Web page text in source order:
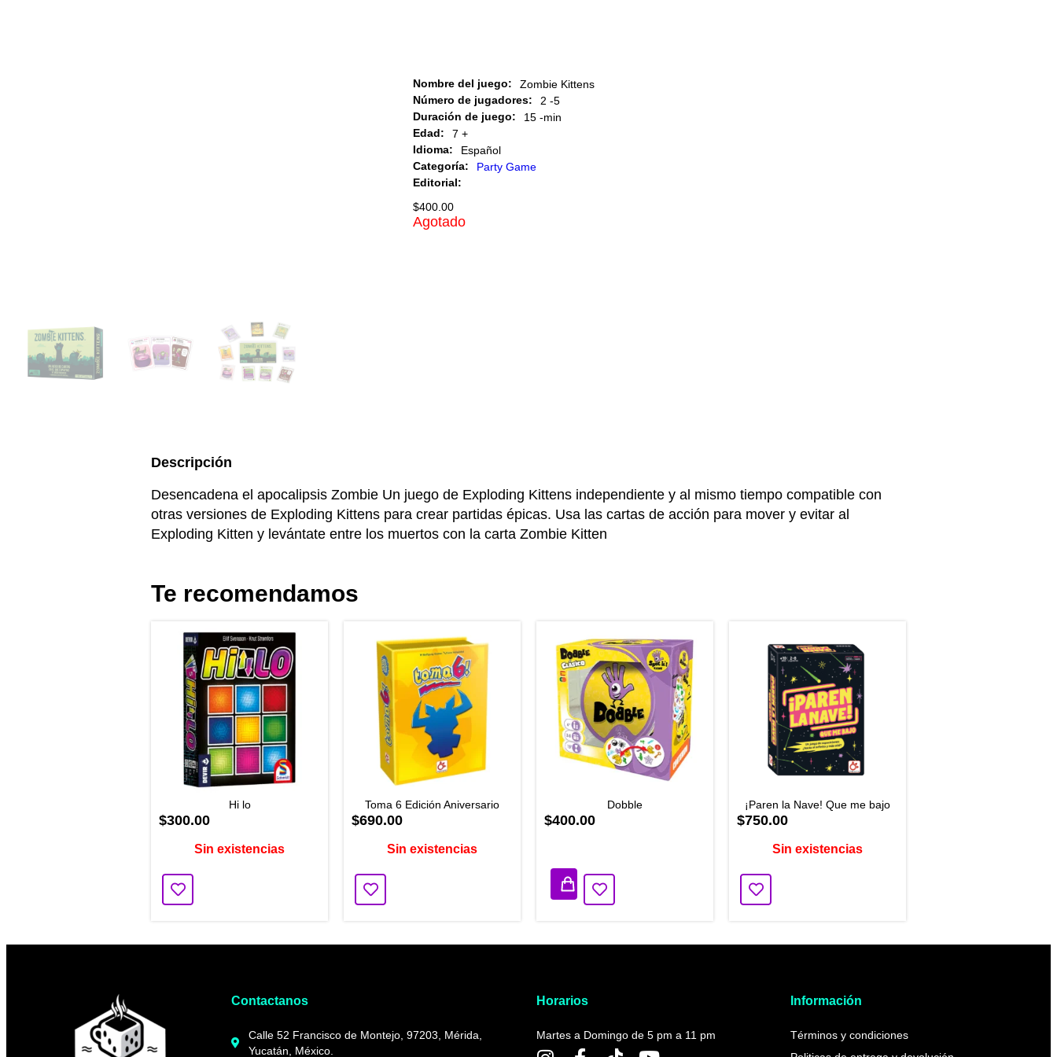
Nombre del juego:
Zombie Kittens
Número de jugadores:
2 -5
Duración de juego:
15 -min
Edad:
7 +
Idioma:
Español
Categoría:
Party Game
Editorial:
$400.00
Agotado
Descripción
Desencadena el apocalipsis Zombie Un juego de Exploding Kittens independiente y al mismo tiempo compatible con
otras versiones de Exploding Kittens para crear partidas épicas. Usa las cartas de acción para mover y evitar al
Exploding Kitten y levántate entre los muertos con la carta Zombie Kitten
Te recomendamos
Hi lo
$300.00
Sin existencias
Toma 6 Edición Aniversario
$690.00
Sin existencias
Dobble
$400.00
¡Paren la Nave! Que me bajo
$750.00
Sin existencias
Contactanos
Calle 52 Francisco de Montejo, 97203, Mérida,
Yucatán, México.
Horarios
Martes a Domingo de 5 pm a 11 pm
Información
Términos y condiciones